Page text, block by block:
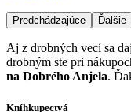
Predchádzajúce Ďalšie
Aj z drobných vecí sa
drobným ste pri
na Dobrého Anjela.
Kníhkupectvá